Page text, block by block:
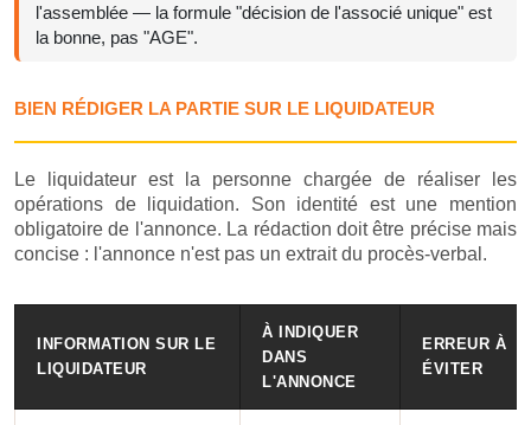
l'assemblée — la formule "décision de l'associé unique" est
la bonne, pas "AGE".
BIEN RÉDIGER LA PARTIE SUR LE LIQUIDATEUR
Le liquidateur est la personne chargée de réaliser les
opérations de liquidation. Son identité est une mention
obligatoire de l'annonce. La rédaction doit être précise mais
concise : l'annonce n'est pas un extrait du procès-verbal.
INFORMATION SUR LE
LIQUIDATEUR
À INDIQUER
DANS
L'ANNONCE
ERREUR À
ÉVITER